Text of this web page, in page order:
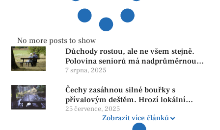
No more posts to show
Důchody rostou, ale ne všem stejně.
Polovina seniorů má nadprůměrnou
penzi, tisíce však žijí pod hranicí
reformy
7 srpna, 2025
Čechy zasáhnou silné bouřky s
přívalovým deštěm. Hrozí lokální
zatopení
25 července, 2025
Zobrazit více článků